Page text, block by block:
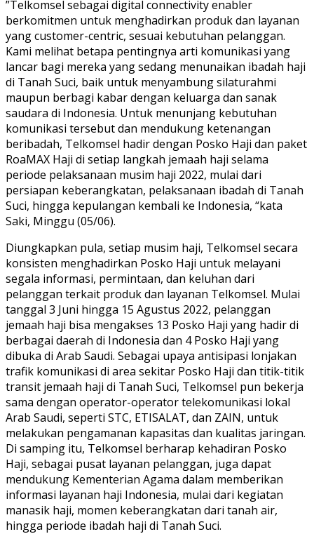
”Telkomsel sebagai digital connectivity enabler
berkomitmen untuk menghadirkan produk dan layanan
yang customer-centric, sesuai kebutuhan pelanggan.
Kami melihat betapa pentingnya arti komunikasi yang
lancar bagi mereka yang sedang menunaikan ibadah haji
di Tanah Suci, baik untuk menyambung silaturahmi
maupun berbagi kabar dengan keluarga dan sanak
saudara di Indonesia. Untuk menunjang kebutuhan
komunikasi tersebut dan mendukung ketenangan
beribadah, Telkomsel hadir dengan Posko Haji dan paket
RoaMAX Haji di setiap langkah jemaah haji selama
periode pelaksanaan musim haji 2022, mulai dari
persiapan keberangkatan, pelaksanaan ibadah di Tanah
Suci, hingga kepulangan kembali ke Indonesia, “kata
Saki, Minggu (05/06).
Diungkapkan pula, setiap musim haji, Telkomsel secara
konsisten menghadirkan Posko Haji untuk melayani
segala informasi, permintaan, dan keluhan dari
pelanggan terkait produk dan layanan Telkomsel. Mulai
tanggal 3 Juni hingga 15 Agustus 2022, pelanggan
jemaah haji bisa mengakses 13 Posko Haji yang hadir di
berbagai daerah di Indonesia dan 4 Posko Haji yang
dibuka di Arab Saudi. Sebagai upaya antisipasi lonjakan
trafik komunikasi di area sekitar Posko Haji dan titik-titik
transit jemaah haji di Tanah Suci, Telkomsel pun bekerja
sama dengan operator-operator telekomunikasi lokal
Arab Saudi, seperti STC, ETISALAT, dan ZAIN, untuk
melakukan pengamanan kapasitas dan kualitas jaringan.
Di samping itu, Telkomsel berharap kehadiran Posko
Haji, sebagai pusat layanan pelanggan, juga dapat
mendukung Kementerian Agama dalam memberikan
informasi layanan haji Indonesia, mulai dari kegiatan
manasik haji, momen keberangkatan dari tanah air,
hingga periode ibadah haji di Tanah Suci.